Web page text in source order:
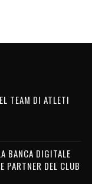
TEAM DI ATLETI
BANCA DIGITALE
PARTNER DEL CLUB